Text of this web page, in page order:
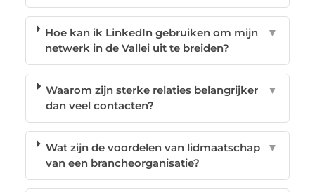
Hoe kan ik LinkedIn gebruiken om mijn
netwerk in de Vallei uit te breiden?
▼
Waarom zijn sterke relaties belangrijker
dan veel contacten?
▼
Wat zijn de voordelen van lidmaatschap
van een brancheorganisatie?
▼